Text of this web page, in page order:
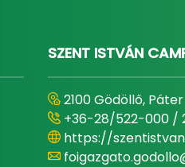
SZENT ISTVÁN
2100 Gödöllő,
+36-28/522-000 /
https://